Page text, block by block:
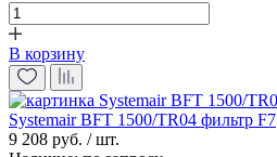
В корзину
Systemair BFT 1500/TR04 фильтр F7
9 208 руб. / шт.